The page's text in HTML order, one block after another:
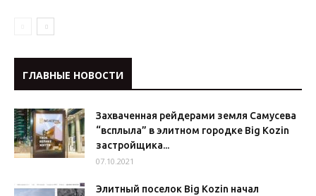
ГЛАВНЫЕ НОВОСТИ
Захваченная рейдерами земля Самусева
“всплыла” в элитном городке Big Kozin
застройщика...
07.10.2021
Элитный поселок Big Kozin начал